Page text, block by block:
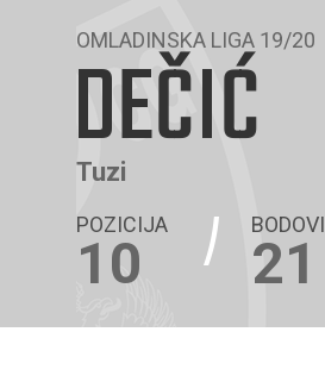
OMLADINSKA LIGA 19/20
DEČIĆ
Tuzi
POZICIJA
10
BODOVI
21